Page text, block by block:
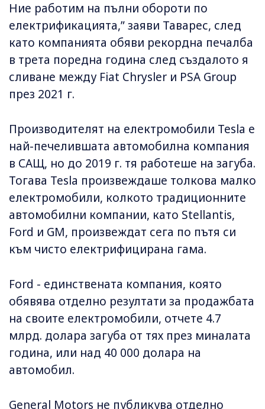
Ние работим на пълни обороти по
електрификацията,” заяви Таварес, след
като компанията обяви рекордна печалба
в трета поредна година след създалото я
сливане между Fiat Chrysler и PSA Group
през 2021 г.
Производителят на електромобили Tesla е
най-печелившата автомобилна компания
в САЩ, но до 2019 г. тя работеше на загуба.
Тогава Tesla произвеждаше толкова малко
електромобили, колкото традиционните
автомобилни компании, като Stellantis,
Ford и GM, произвеждат сега по пътя си
към чисто електрифицирана гама.
Ford - единствената компания, която
обявява отделно резултати за продажбата
на своите електромобили, отчете 4.7
млрд. долара загуба от тях през миналата
година, или над 40 000 долара на
автомобил.
General Motors не публикува отделно